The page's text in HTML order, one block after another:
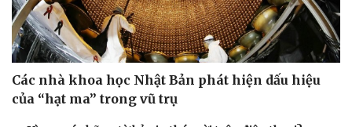
Các nhà khoa học Nhật Bản phát hiện dấu hiệu
của “hạt ma” trong vũ trụ